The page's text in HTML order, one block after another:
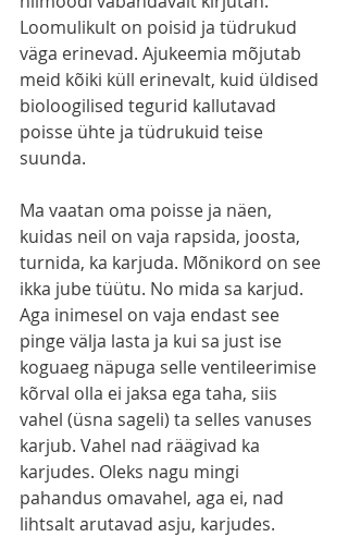
Loomulikult on poisid ja tüdrukud
väga erinevad. Ajukeemia mõjutab
meid kõiki küll erinevalt, kuid üldised
bioloogilised tegurid kallutavad
poisse ühte ja tüdrukuid teise
suunda.
Ma vaatan oma poisse ja näen,
kuidas neil on vaja rapsida, joosta,
turnida, ka karjuda. Mõnikord on see
ikka jube tüütu. No mida sa karjud.
Aga inimesel on vaja endast see
pinge välja lasta ja kui sa just ise
koguaeg näpuga selle ventileerimise
kõrval olla ei jaksa ega taha, siis
vahel (üsna sageli) ta selles vanuses
karjub. Vahel nad räägivad ka
karjudes. Oleks nagu mingi
pahandus omavahel, aga ei, nad
lihtsalt arutavad asju, karjudes.